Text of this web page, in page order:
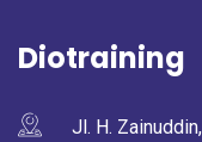
Diotraining
Jl. H.